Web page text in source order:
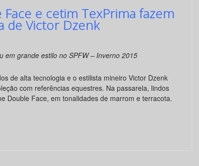
e cetim TexPrima fazem
de Victor Dzenk
em grande estilo no SPFW – Inverno 2015
de alta tecnologia e o estilista mineiro Victor Dzenk
com referências equestres. Na passarela, lindos
Double Face, em tonalidades de marrom e terracota.